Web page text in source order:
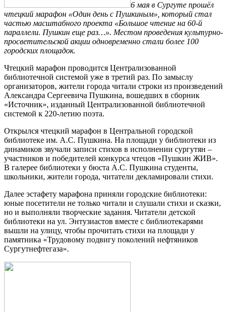
6 мая в Сургуте прошёл
чтецкий марафон «Один день с Пушкиным», который стал
частью масштабного проекта «Большое чтение на 60-й
параллели. Пушкин еще раз…». Местом проведения культурно-
просветительской акции одновременно стали более 100
городских площадок.
Чтецкий марафон проводится Централизованной
библиотечной системой уже в третий раз. По замыслу
организаторов, жители города читали строки из произведений
Александра Сергеевича Пушкина, вошедших в сборник
«Источник», изданный Централизованной библиотечной
системой к 220-летию поэта.
Открылся чтецкий марафон в Центральной городской
библиотеке им. А.С. Пушкина. На площади у библиотеки из
динамиков звучали записи стихов в исполнении сургутян –
участников и победителей конкурса чтецов «Пушкин ЖИВ».
В галерее библиотеки у бюста А.С. Пушкина студенты,
школьники, жители города, читатели декламировали стихи.
Далее эстафету марафона приняли городские библиотеки:
юные посетители не только читали и слушали стихи и сказки,
но и выполняли творческие задания. Читатели детской
библиотеки на ул. Энтузиастов вместе с библиотекарями
вышли на улицу, чтобы прочитать стихи на площади у
памятника «Трудовому подвигу поколений нефтяников
Сургутнефтегаза».